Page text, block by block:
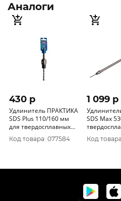
Аналоги
430 p
Удлинитель ПРАКТИКА
SDS Plus 110/160 мм
для твердосплавных
коронок 773-873
Код товара: 077584
1 099 p
SDS Max
коронок
Код